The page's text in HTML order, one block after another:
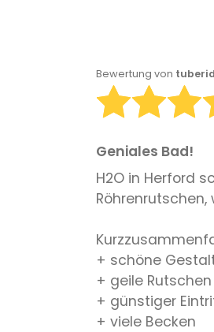
Bewertung von
Geniales Bad!
H2O in Herford
+ schöne
+ geile Rutschen
+ günstiger
+ viele Becken